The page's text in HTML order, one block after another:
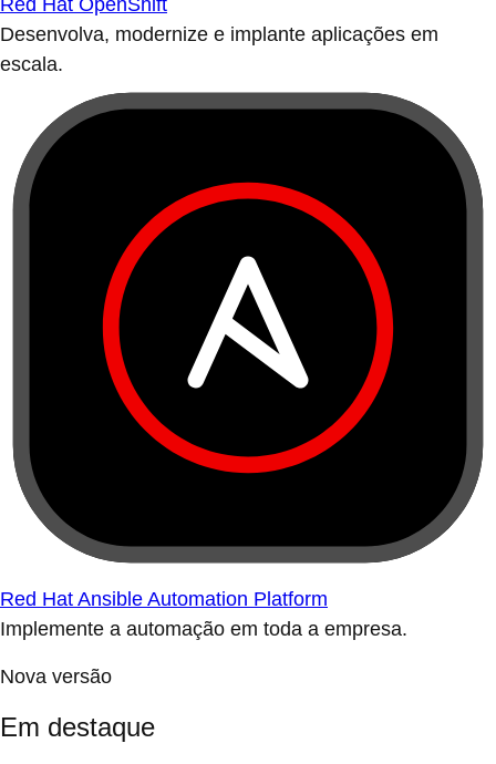
Red Hat OpenShift
Desenvolva, modernize e implante aplicações em
escala.
Red Hat Ansible Automation Platform
Implemente a automação em toda a empresa.
Nova versão
Em destaque